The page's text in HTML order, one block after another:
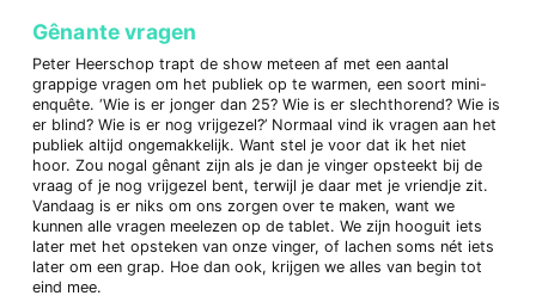
Gênante vragen
Peter Heerschop trapt de show meteen af met een aantal
grappige vragen om het publiek op te warmen, een soort mini-
enquête. ‘Wie is er jonger dan 25? Wie is er slechthorend? Wie is
er blind? Wie is er nog vrijgezel?’ Normaal vind ik vragen aan het
publiek altijd ongemakkelijk. Want stel je voor dat ik het niet
hoor. Zou nogal gênant zijn als je dan je vinger opsteekt bij de
vraag of je nog vrijgezel bent, terwijl je daar met je vriendje zit.
Vandaag is er niks om ons zorgen over te maken, want we
kunnen alle vragen meelezen op de tablet. We zijn hooguit iets
later met het opsteken van onze vinger, of lachen soms nét iets
later om een grap. Hoe dan ook, krijgen we alles van begin tot
eind mee.